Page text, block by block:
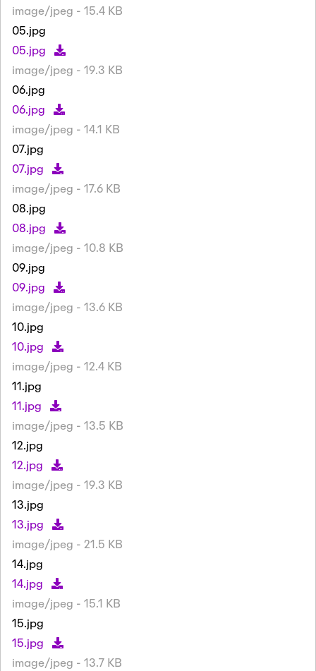
image/jpeg - 15.4 KB
05.jpg
05.jpg
image/jpeg - 19.3 KB
06.jpg
06.jpg
image/jpeg - 14.1 KB
07.jpg
07.jpg
image/jpeg - 17.6 KB
08.jpg
08.jpg
image/jpeg - 10.8 KB
09.jpg
09.jpg
image/jpeg - 13.6 KB
10.jpg
10.jpg
image/jpeg - 12.4 KB
11.jpg
11.jpg
image/jpeg - 13.5 KB
12.jpg
12.jpg
image/jpeg - 19.3 KB
13.jpg
13.jpg
image/jpeg - 21.5 KB
14.jpg
14.jpg
image/jpeg - 15.1 KB
15.jpg
15.jpg
image/jpeg - 13.7 KB